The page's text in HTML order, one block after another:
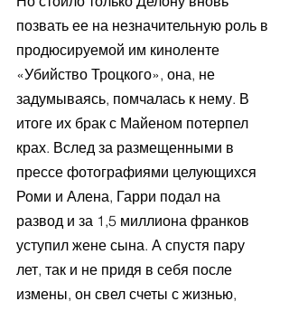
позвать ее на незначительную роль в
продюсируемой им киноленте
«Убийство Троцкого», она, не
задумываясь, помчалась к нему. В
итоге их брак с Майеном потерпел
крах. Вслед за размещенными в
прессе фотографиями целующихся
Роми и Алена, Гарри подал на
развод и за 1,5 миллиона франков
уступил жене сына. А спустя пару
лет, так и не придя в себя после
измены, он свел счеты с жизнью,